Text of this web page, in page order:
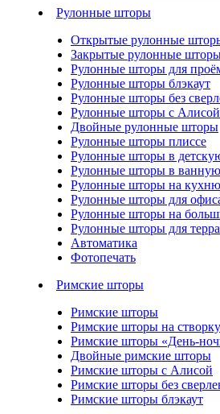
Рулонные шторы
Открытые рулонные
Закрытые рулонные
Рулонные шторы для
Рулонные шторы блэкаут
Рулонные шторы без
Рулонные шторы с Алисой
Двойные рулонные шторы
Рулонные шторы плиссе
Рулонные шторы в
Рулонные шторы в
Рулонные шторы на кухню
Рулонные шторы для
Рулонные шторы на
Рулонные шторы для
Автоматика
Фотопечать
Римские шторы
Римские шторы
Римские шторы на створку
Римские шторы «День-
Двойные римские шторы
Римские шторы с Алисой
Римские шторы без
Римские шторы блэкаут